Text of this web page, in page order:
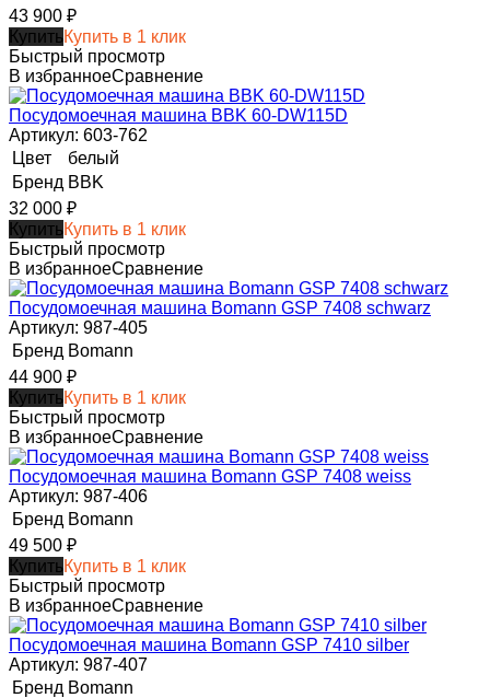
43 900 ₽
КупитьКупить в 1 клик
Быстрый просмотр
В избранноеСравнение
Посудомоечная машина BBK 60-DW115D
Артикул: 603-762
Цвет
белый
Бренд BBK
32 000 ₽
КупитьКупить в 1 клик
Быстрый просмотр
В избранноеСравнение
Посудомоечная машина Bomann GSP 7408 schwarz
Артикул: 987-405
Бренд Bomann
44 900 ₽
КупитьКупить в 1 клик
Быстрый просмотр
В избранноеСравнение
Посудомоечная машина Bomann GSP 7408 weiss
Артикул: 987-406
Бренд Bomann
49 500 ₽
КупитьКупить в 1 клик
Быстрый просмотр
В избранноеСравнение
Посудомоечная машина Bomann GSP 7410 silber
Артикул: 987-407
Бренд Bomann